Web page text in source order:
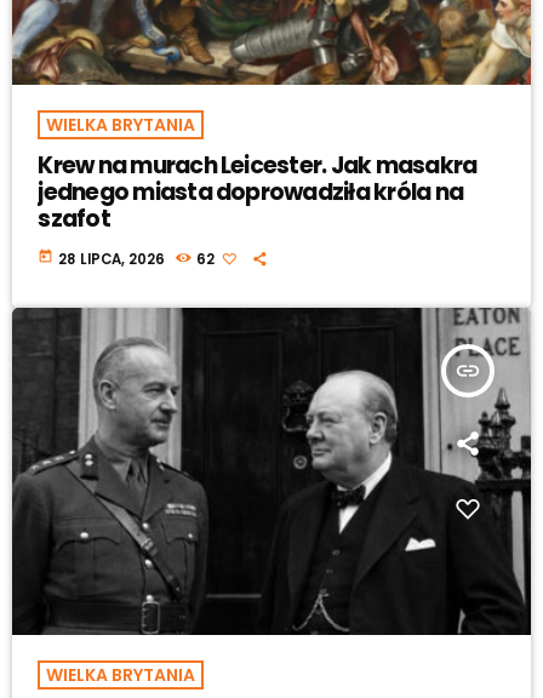
WIELKA BRYTANIA
Krew na murach Leicester. Jak masakra
jednego miasta doprowadziła króla na
szafot
today 28 LIPCA, 2026 62
insert_link
WIELKA BRYTANIA